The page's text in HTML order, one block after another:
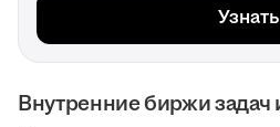
Узнать
Внутренние биржи задач